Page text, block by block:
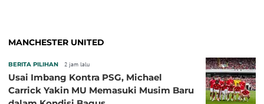
MANCHESTER UNITED
BERITA PILIHAN 2 jam lalu
Usai Imbang Kontra PSG, Michael
Carrick Yakin MU Memasuki Musim Baru